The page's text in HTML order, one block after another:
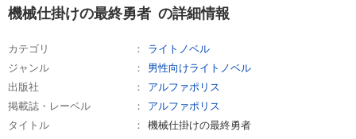
機械仕掛けの最終勇者 の詳細情報
カテゴリ
ライトノベル
ジャンル
男性向けライトノベル
出版社
アルファポリス
掲載誌・レーベル
アルファポリス
タイトル
機械仕掛けの最終勇者